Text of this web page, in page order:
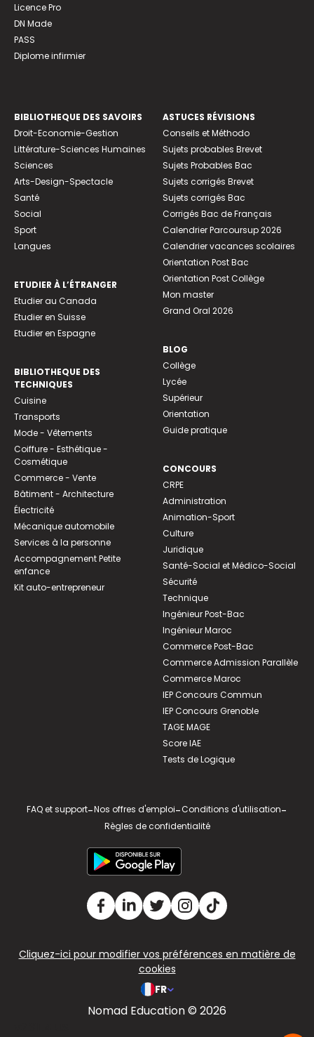
Licence Pro
DN Made
PASS
Diplome infirmier
BIBLIOTHEQUE DES SAVOIRS
Droit-Economie-Gestion
Littérature-Sciences Humaines
Sciences
Arts-Design-Spectacle
Santé
Social
Sport
Langues
ETUDIER À L’ÉTRANGER
Etudier au Canada
Etudier en Suisse
Etudier en Espagne
BIBLIOTHEQUE DES
TECHNIQUES
Cuisine
Transports
Mode - Vêtements
Coiffure - Esthétique -
Cosmétique
Commerce - Vente
Bâtiment - Architecture
Électricité
Mécanique automobile
Services à la personne
Accompagnement Petite
enfance
Kit auto-entrepreneur
ASTUCES RÉVISIONS
Conseils et Méthodo
Sujets probables Brevet
Sujets Probables Bac
Sujets corrigés Brevet
Sujets corrigés Bac
Corrigés Bac de Français
Calendrier Parcoursup 2026
Calendrier vacances scolaires
Orientation Post Bac
Orientation Post Collège
Mon master
Grand Oral 2026
BLOG
Collège
Lycée
Supérieur
Orientation
Guide pratique
CONCOURS
CRPE
Administration
Animation-Sport
Culture
Juridique
Santé-Social et Médico-Social
Sécurité
Technique
Ingénieur Post-Bac
Ingénieur Maroc
Commerce Post-Bac
Commerce Admission Parallèle
Commerce Maroc
IEP Concours Commun
IEP Concours Grenoble
TAGE MAGE
Score IAE
Tests de Logique
FAQ et support-Nos offres d'emploi-Conditions d'utilisation-
Règles de confidentialité
Cliquez-ici pour modifier vos préférences en matière de
cookies
FR
Nomad Education © 2026